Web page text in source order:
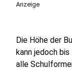
Anzeige
Die Höhe der
kann jedoch
alle